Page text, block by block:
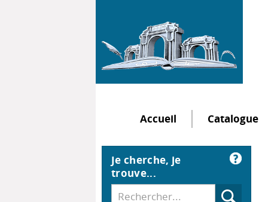
Accueil Catalogue
Je cherche, je
trouve...